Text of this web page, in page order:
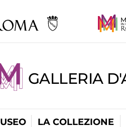
GALLERIA
LA COLLEZIONE